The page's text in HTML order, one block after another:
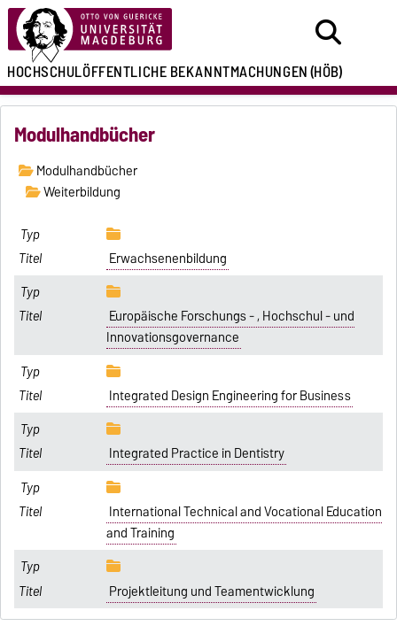
HOCHSCHULÖFFENTLICHEBEKANNTMACHUNGEN(HÖB)
Modulhandbücher
Modulhandbücher
Weiterbildung
Erwachsenenbildung
Europäische Forschungs - , Hochschul - und
Innovationsgovernance
Integrated Design Engineering for Business
Integrated Practice in Dentistry
International Technical and Vocational Education
and Training
Projektleitung und Teamentwicklung